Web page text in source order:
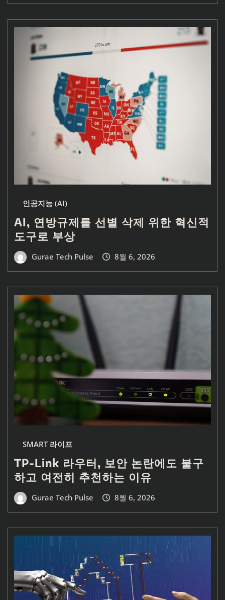
인공지능 (AI)
AI, 연방규제를 선별 삭제 위한 혁신적
도구로 부상
Gurae Tech Pulse 8월 6, 2026
SMART 라이프
TP-Link 라우터, 보안 논란에도 불구
하고 여전히 추천하는 이유
Gurae Tech Pulse 8월 6, 2026